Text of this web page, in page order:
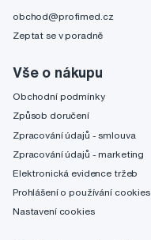
obchod@profimed.cz
Zeptat se v poradně
Vše o nákupu
Obchodní podmínky
Způsob doručení
Zpracování údajů - smlouva
Zpracování údajů - marketing
Elektronická evidence tržeb
Prohlášení o používání cookies
Nastavení cookies